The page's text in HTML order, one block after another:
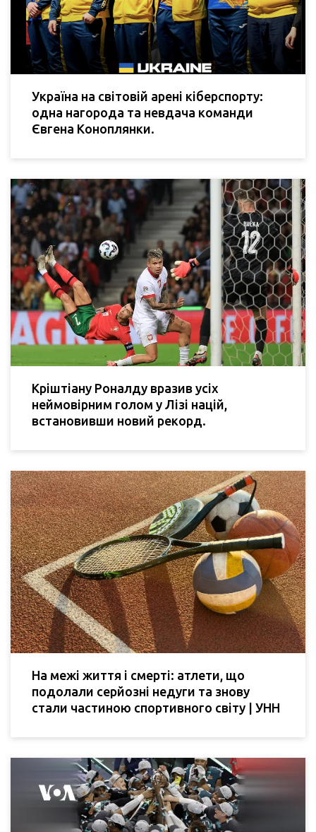
Україна на світовій арені кіберспорту:
одна нагорода та невдача команди
Євгена Коноплянки.
Кріштіану Роналду вразив усіх
неймовірним голом у Лізі націй,
встановивши новий рекорд.
На межі життя і смерті: атлети, що
подолали серйозні недуги та знову
стали частиною спортивного світу | УНН